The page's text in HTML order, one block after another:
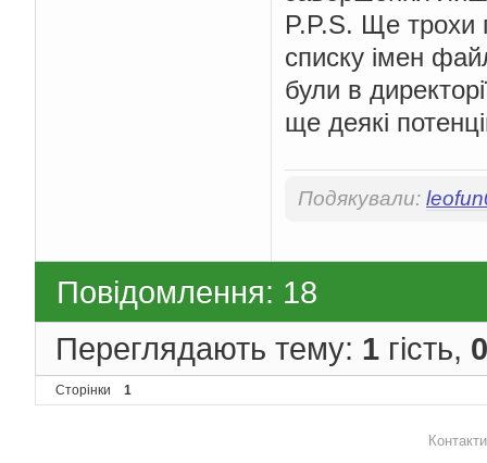
P.P.S. Ще трохи
списку імен
були в
ще деякі
Подякували:
Повідомлення: 18
Переглядають тему: 1 гість, 0
Сторінки 1